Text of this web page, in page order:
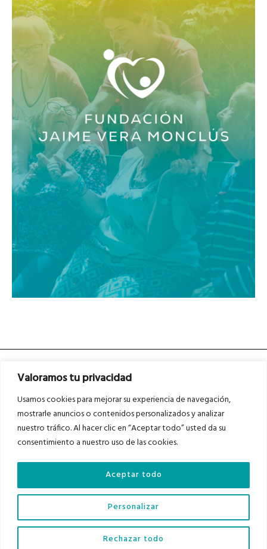
Valoramos tu privacidad
Usamos cookies para mejorar su experiencia de navegación,
mostrarle anuncios o contenidos personalizados y analizar
nuestro tráfico. Al hacer clic en “Aceptar todo” usted da su
consentimiento a nuestro uso de las cookies.
Personalizar
Rechazar todo
Aceptar todo
Asociados a
Auditados por
Diario del Bajo Cinca © 2023 . Todos los derechos reservados |Aviso Legal
Política de Privacidad |Política de Cookies